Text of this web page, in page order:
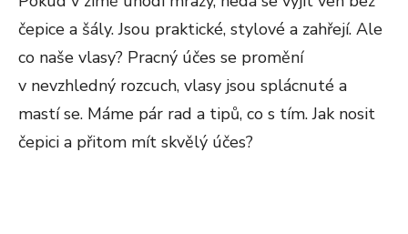
čepice a šály. Jsou praktické, stylové a zahřejí. Ale
co naše vlasy? Pracný účes se promění
v nevzhledný rozcuch, vlasy jsou splácnuté a
mastí se. Máme pár rad a tipů, co s tím. Jak nosit
čepici a přitom mít skvělý účes?